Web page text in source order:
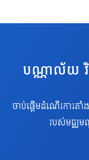
បណ្ណាល័យ វិ
ចាប់ផ្តើមដំណើរការតាំ
របស់មជ្ឈមណ្